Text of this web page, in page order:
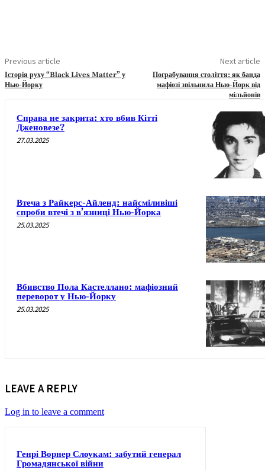
Previous article
Історія руху “Black Lives Matter” у
Нью-Йорку
Next article
Пограбування століття: як банда
мафіозі звільнила Нью-Йорк від
мільйонів
Справа не закрита: хто вбив Кітті
Дженовезе?
27.03.2025
Втеча з Райкерс-Айленд: найсміливіші
спроби втечі з в’язниці Нью-Йорка
25.03.2025
Вбивство Пола Кастеллано: мафіозний
переворот у Нью-Йорку
25.03.2025
LEAVE A REPLY
Log in to leave a comment
Генрі Ворнер Слоукам: забутий генерал
Громадянської війни